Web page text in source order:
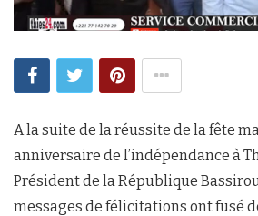
A la suite de la réussite de la fête
anniversaire de l’indépendance à
Président de la République
messages de félicitations ont fusé